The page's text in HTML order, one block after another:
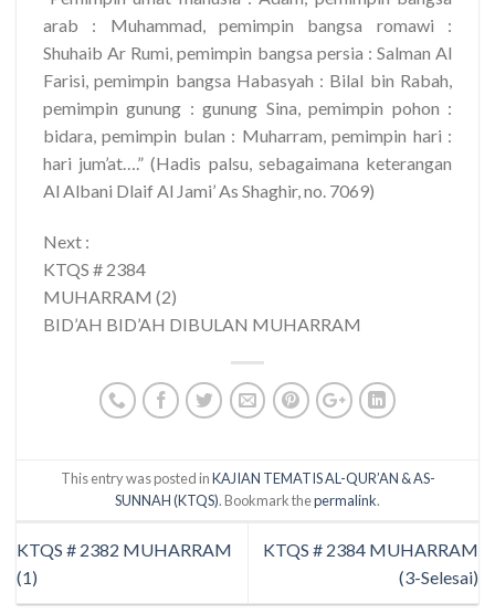
arab : Muhammad, pemimpin bangsa romawi :
Shuhaib Ar Rumi, pemimpin bangsa persia : Salman Al
Farisi, pemimpin bangsa Habasyah : Bilal bin Rabah,
pemimpin gunung : gunung Sina, pemimpin pohon :
bidara, pemimpin bulan : Muharram, pemimpin hari :
hari jum’at….” (Hadis palsu, sebagaimana keterangan
Al Albani Dlaif Al Jami’ As Shaghir, no. 7069)
Next :
KTQS # 2384
MUHARRAM (2)
BID’AH BID’AH DIBULAN MUHARRAM
This entry was posted inKAJIAN TEMATIS AL-QUR’AN & AS-
SUNNAH (KTQS). Bookmark thepermalink.
KTQS # 2382 MUHARRAM
(1)
KTQS # 2384 MUHARRAM
(3-Selesai)